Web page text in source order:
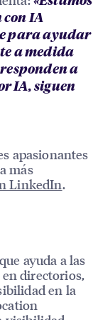
con IA
para ayudar
a medida
a
IA, siguen
apasionantes
más
LinkedIn.
ayuda a las
directorios,
en la